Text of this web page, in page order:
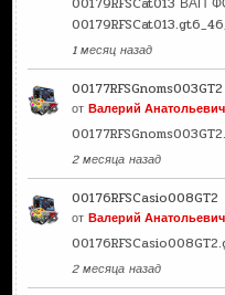
1 месяц назад
00177RFSGnoms003GT2
отВалерий Анатольевич
2 месяца назад
00176RFSCasio008GT2
отВалерий Анатольевич
2 месяца назад